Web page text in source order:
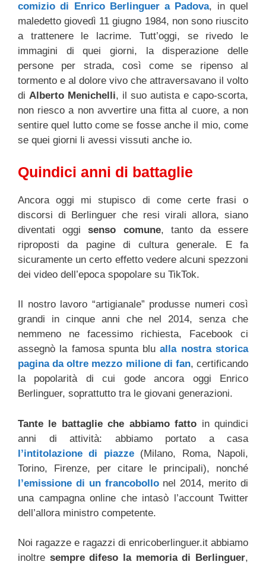
comizio di Enrico Berlinguer a Padova, in quel
maledetto giovedì 11 giugno 1984, non sono riuscito
a trattenere le lacrime. Tutt’oggi, se rivedo le
immagini di quei giorni, la disperazione delle
persone per strada, così come se ripenso al
tormento e al dolore vivo che attraversavano il volto
di Alberto Menichelli, il suo autista e capo-scorta,
non riesco a non avvertire una fitta al cuore, a non
sentire quel lutto come se fosse anche il mio, come
se quei giorni li avessi vissuti anche io.
Quindici anni di battaglie
Ancora oggi mi stupisco di come certe frasi o
discorsi di Berlinguer che resi virali allora, siano
diventati oggisenso comune, tanto da essere
riproposti da pagine di cultura generale. E fa
sicuramente un certo effetto vedere alcuni spezzoni
dei video dell’epoca spopolare su TikTok.
Il nostro lavoro “artigianale” produsse numeri così
grandi in cinque anni che nel 2014, senza che
nemmeno ne facessimo richiesta, Facebook ci
assegnò la famosa spunta blualla nostra storica
pagina da oltre mezzo milione di fan, certificando
la popolarità di cui gode ancora oggi Enrico
Berlinguer, soprattutto tra le giovani generazioni.
Tante le battaglie che abbiamo fatto in quindici
anni di attività: abbiamo portato a casa
l’intitolazione di piazze(Milano, Roma, Napoli,
Torino, Firenze, per citare le principali), nonché
l’emissione di un francobollonel 2014, merito di
una campagna online che intasò l’account Twitter
dell’allora ministro competente.
Noi ragazze e ragazzi di enricoberlinguer.it abbiamo
inoltre sempre difeso la memoria di Berlinguer,